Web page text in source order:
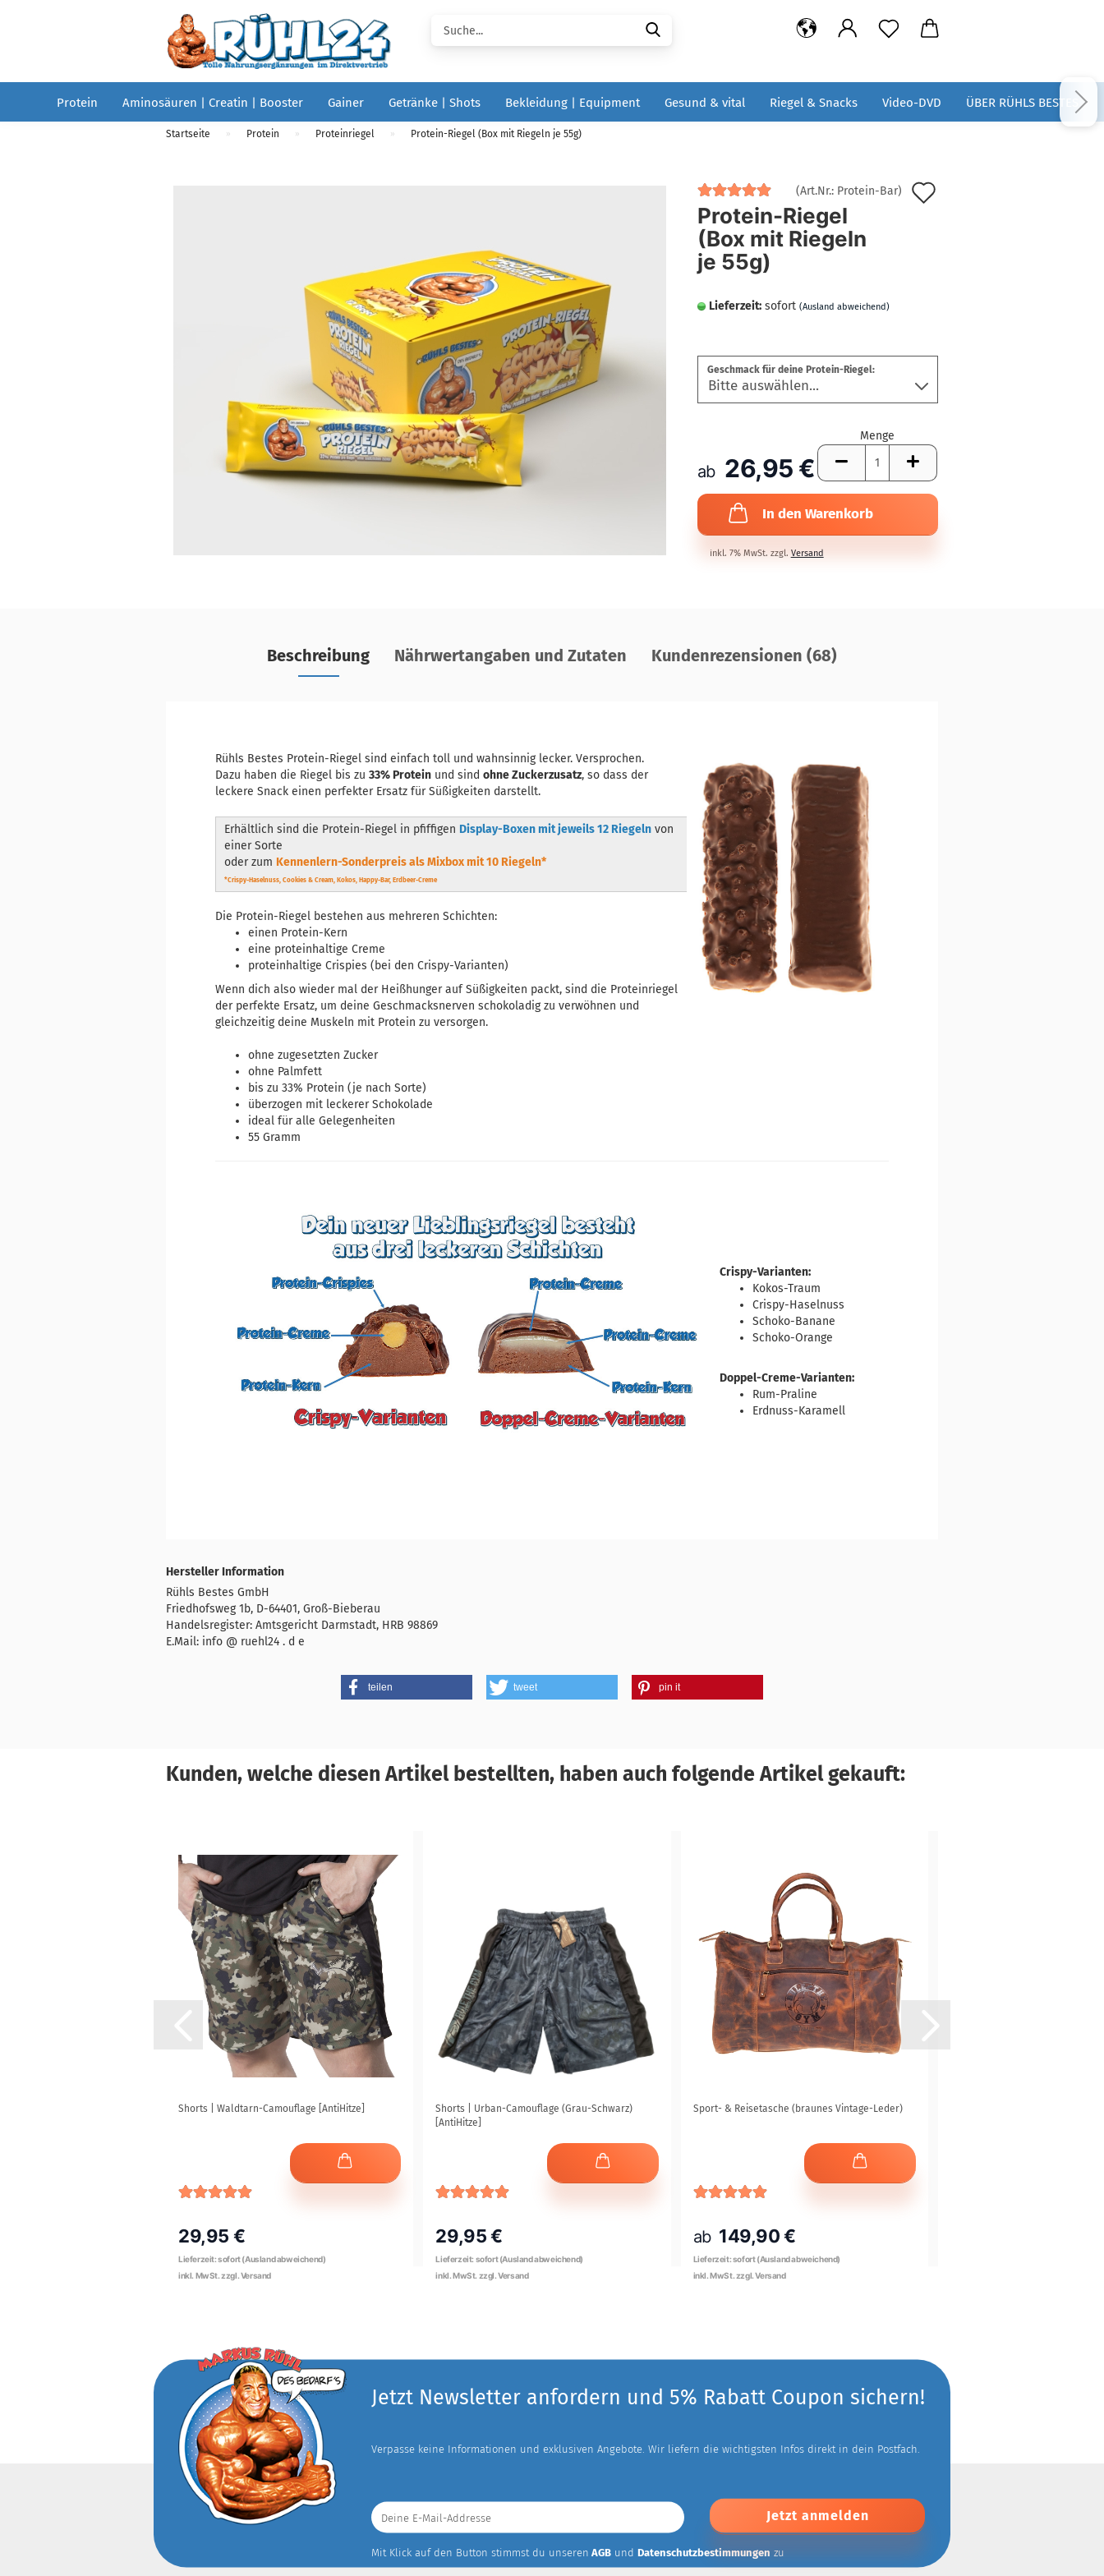
Protein Aminosäuren | Creatin | Booster Gainer Getränke | Shots Bekleidung | Equipment Gesund & vital Riegel & Snacks Video-DVD ÜBER RÜHLS BESTES
Startseite » Protein » Proteinriegel » Protein-Riegel (Box mit Riegeln je 55g)
(Art.Nr.: Protein-Bar)
Protein-Riegel
(Box mit Riegeln
je 55g)
Lieferzeit: sofort (Ausland abweichend)
Geschmack für deine Protein-Riegel:
ab 26,95 €
Menge
In den Warenkorb
inkl. 7% MwSt. zzgl. Versand
Beschreibung Nährwertangaben und Zutaten Kundenrezensionen (68)
Rühls Bestes Protein-Riegel sind einfach toll und wahnsinnig lecker. Versprochen.
Dazu haben die Riegel bis zu 33% Protein und sind ohne Zuckerzusatz, so dass der
leckere Snack einen perfekter Ersatz für Süßigkeiten darstellt.
Erhältlich sind die Protein-Riegel in pfiffigen Display-Boxen mit jeweils 12 Riegeln von
einer Sorte
oder zum Kennenlern-Sonderpreis als Mixbox mit 10 Riegeln*
*Crispy-Haselnuss, Cookies & Cream, Kokos, Happy-Bar, Erdbeer-Creme
Die Protein-Riegel bestehen aus mehreren Schichten:
einen Protein-Kern
eine proteinhaltige Creme
proteinhaltige Crispies (bei den Crispy-Varianten)
Wenn dich also wieder mal der Heißhunger auf Süßigkeiten packt, sind die Proteinriegel
der perfekte Ersatz, um deine Geschmacksnerven schokoladig zu verwöhnen und
gleichzeitig deine Muskeln mit Protein zu versorgen.
ohne zugesetzten Zucker
ohne Palmfett
bis zu 33% Protein (je nach Sorte)
überzogen mit leckerer Schokolade
ideal für alle Gelegenheiten
55 Gramm
Crispy-Varianten:
Kokos-Traum
Crispy-Haselnuss
Schoko-Banane
Schoko-Orange
Doppel-Creme-Varianten:
Rum-Praline
Erdnuss-Karamell
Hersteller Information
Rühls Bestes GmbH
Friedhofsweg 1b, D-64401, Groß-Bieberau
Handelsregister: Amtsgericht Darmstadt, HRB 98869
E.Mail: info @ ruehl24 . d e
teilen tweet pin it
Kunden, welche diesen Artikel bestellten, haben auch folgende Artikel gekauft:
Shorts | Waldtarn-Camouflage [AntiHitze]
29,95 €
Shorts | Urban-Camouflage (Grau-Schwarz)
[AntiHitze]
29,95 €
Sport- & Reisetasche (braunes Vintage-Leder)
ab 149,90 €
Jetzt Newsletter anfordern und 5% Rabatt Coupon sichern!
Verpasse keine Informationen und exklusiven Angebote. Wir liefern die wichtigsten Infos direkt in dein Postfach.
Deine
E-
Mail-
Addresse
Mit Klick auf den Button stimmst du unseren AGB und Datenschutzbestimmungen zu